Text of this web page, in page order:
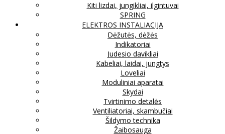
Kiti lizdai, jungikliai, ilgintuvai
SPRING
ELEKTROS INSTALIACIJA
Dėžutės, dėžės
Indikatoriai
Judesio davikliai
Kabeliai, laidai, jungtys
Loveliai
Moduliniai aparatai
Skydai
Tvirtinimo detalės
Ventiliatoriai, skambučiai
Šildymo technika
Žaibosauga